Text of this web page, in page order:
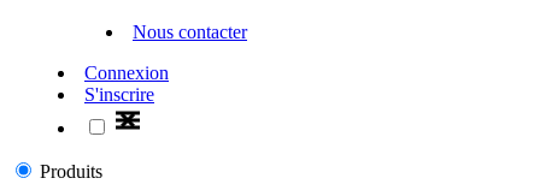
Nous contacter
Connexion
S'inscrire
Produits